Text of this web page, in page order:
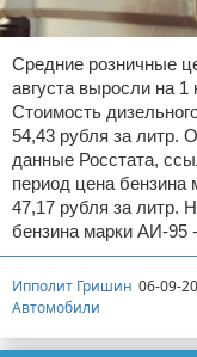
Средние розничные
августа выросли на 1
Стоимость
54,43 рубля за литр.
данные Росстата,
период цена бензина
47,17 рубля за литр.
бензина марки АИ-95
Ипполит Гришин 06-09-
Автомобили